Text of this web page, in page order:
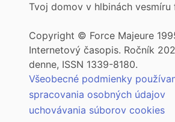
Tvoj domov v hlbinách vesmíru
Copyright © Force Majeure
Internetový časopis. Ročník
denne, ISSN 1339-8180.
Všeobecné podmienky
spracovania osobných údajov
uchovávania súborov cookies